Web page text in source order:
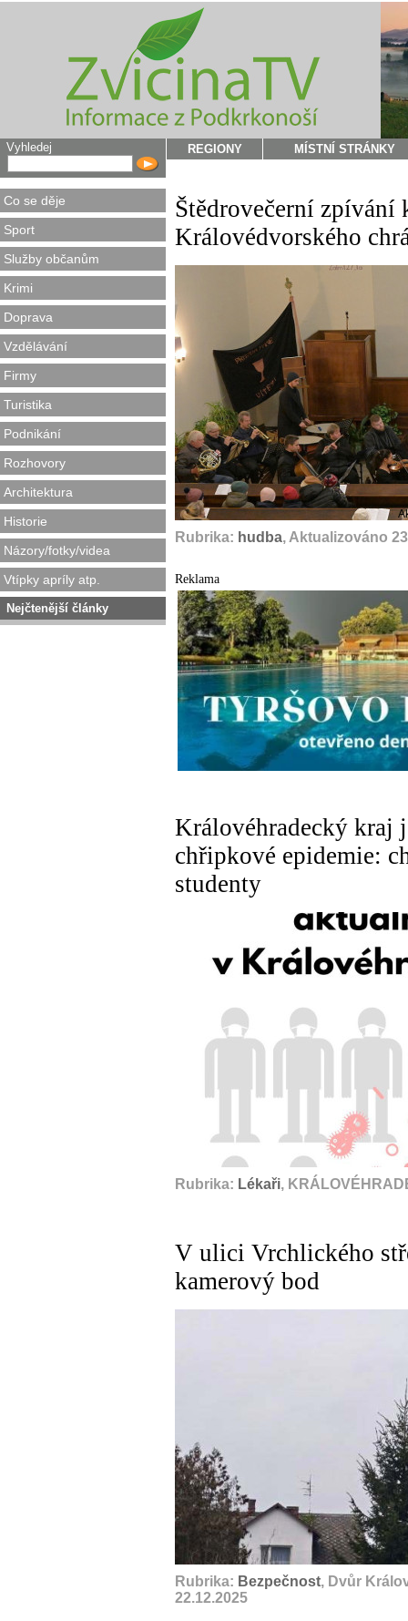
Vyhledej
Co se děje
Sport
Služby občanům
Krimi
Doprava
Vzdělávání
Firmy
Turistika
Podnikání
Rozhovory
Architektura
Historie
Názory/fotky/videa
Vtípky apríly atp.
Nejčtenější články
REGIONY MÍSTNÍ STRÁNKY
Štědrovečerní zpívání
Královédvorského
Rubrika: hudba, Aktualizováno
Reklama
Královéhradecký kraj
chřipkové epidemie:
studenty
Rubrika: Lékaři,
V ulici Vrchlického
kamerový bod
Rubrika: Bezpečnost, Dvůr
22.12.2025